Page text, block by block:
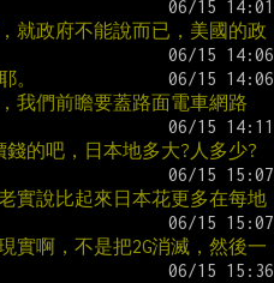
就政府不能說而已，美國的政
。
我們前瞻要蓋路面電車網路
的吧，日本地多大?人多少?
實說比起來日本花更多在每地
實啊，不是把2G消滅，然後一